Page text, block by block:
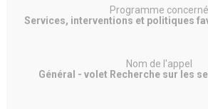
Programme concerné
Services, interventions et politiques
Nom de l'appel
Général - volet Recherche sur les